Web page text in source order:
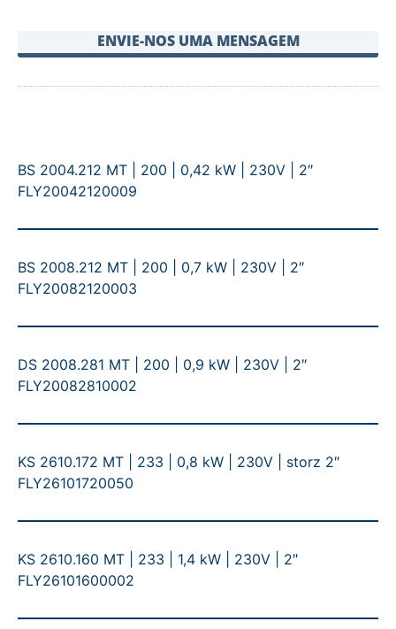
ENVIE-NOS UMA MENSAGEM
BS 2004.212 MT | 200 | 0,42 kW | 230V | 2″
FLY20042120009
BS 2008.212 MT | 200 | 0,7 kW | 230V | 2″
FLY20082120003
DS 2008.281 MT | 200 | 0,9 kW | 230V | 2″
FLY20082810002
KS 2610.172 MT | 233 | 0,8 kW | 230V | storz 2″
FLY26101720050
KS 2610.160 MT | 233 | 1,4 kW | 230V | 2″
FLY26101600002